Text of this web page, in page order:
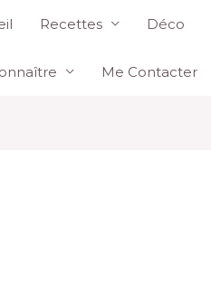
Recettes Déco
Me Contacter